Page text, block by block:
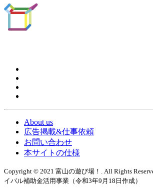
About us
広告掲載&仕事依頼
お問い合わせ
本サイトの仕様
Copyright © 2021 富山の遊び場！. All Rights
イバル補助金活用事業（令和3年9月18日作成）